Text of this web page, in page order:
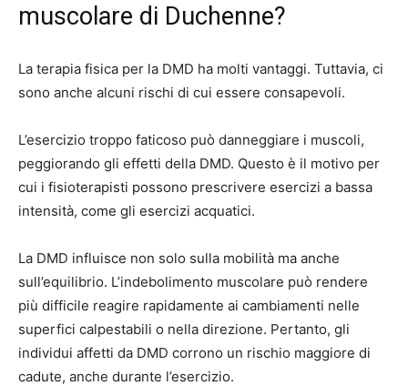
muscolare di Duchenne?
La terapia fisica per la DMD ha molti vantaggi. Tuttavia, ci
sono anche alcuni rischi di cui essere consapevoli.
L’esercizio troppo faticoso può danneggiare i muscoli,
peggiorando gli effetti della DMD. Questo è il motivo per
cui i fisioterapisti possono prescrivere esercizi a bassa
intensità, come gli esercizi acquatici.
La DMD influisce non solo sulla mobilità ma anche
sull’equilibrio. L’indebolimento muscolare può rendere
più difficile reagire rapidamente ai cambiamenti nelle
superfici calpestabili o nella direzione. Pertanto, gli
individui affetti da DMD corrono un rischio maggiore di
cadute, anche durante l’esercizio.